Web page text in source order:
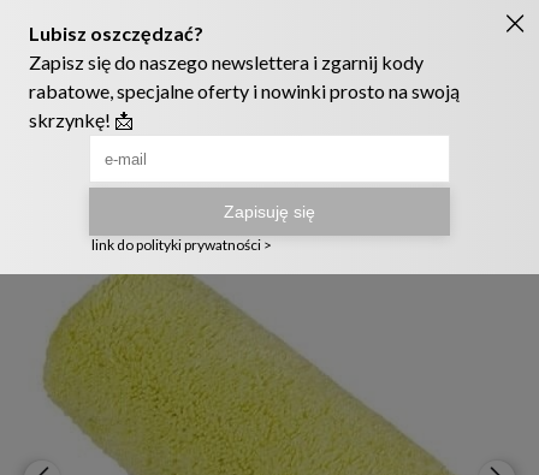
Ruszyła nowa szata graficzna naszego sklepu! ❤️
222905958 sklep@telmak.pl
Farby i tynki Narzędzia malarskie Wałki malarskie